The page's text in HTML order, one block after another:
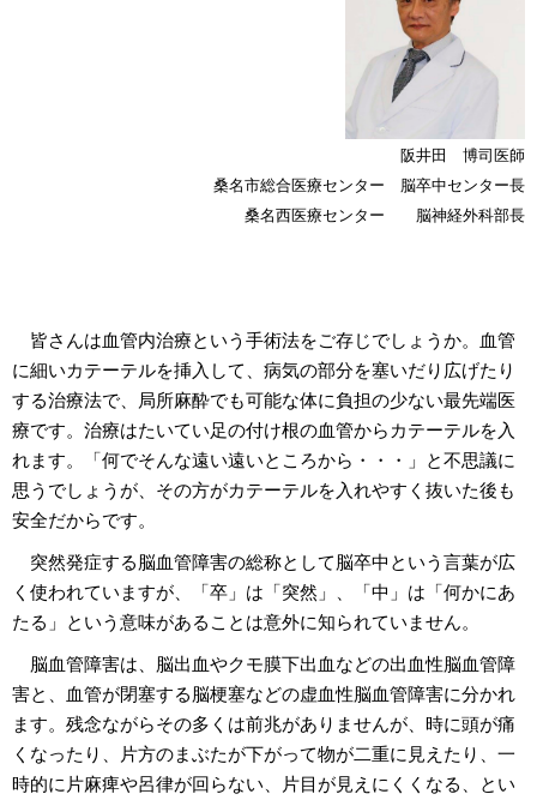
阪井田 博司医師
桑名市総合医療センター 脳卒中センター長
桑名西医療センター 脳神経外科部長
皆さんは血管内治療という手術法をご存じでしょうか。血管
に細いカテーテルを挿入して、病気の部分を塞いだり広げたり
する治療法で、局所麻酔でも可能な体に負担の少ない最先端医
療です。治療はたいてい足の付け根の血管からカテーテルを入
れます。「何でそんな遠い遠いところから・・・」と不思議に
思うでしょうが、その方がカテーテルを入れやすく抜いた後も
安全だからです。
突然発症する脳血管障害の総称として脳卒中という言葉が広
く使われていますが、「卒」は「突然」、「中」は「何かにあ
たる」という意味があることは意外に知られていません。
脳血管障害は、脳出血やクモ膜下出血などの出血性脳血管障
害と、血管が閉塞する脳梗塞などの虚血性脳血管障害に分かれ
ます。残念ながらその多くは前兆がありませんが、時に頭が痛
くなったり、片方のまぶたが下がって物が二重に見えたり、一
時的に片麻痺や呂律が回らない、片目が見えにくくなる、とい